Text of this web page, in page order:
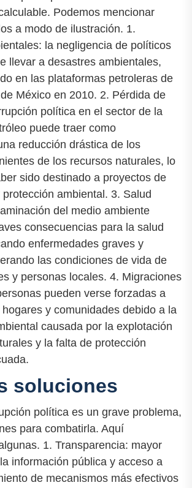
Podemos mencionar
a modo de ilustración. 1.
la negligencia de políticos
llevar a desastres ambientales,
en las plataformas petroleras de
México en 2010. 2. Pérdida de
política en el sector de la
puede traer como
reducción drástica de los
de los recursos naturales, lo
sido destinado a proyectos de
ambiental. 3. Salud
del medio ambiente
consecuencias para la salud
enfermedades graves y
las condiciones de vida de
y personas locales. 4. Migraciones
pueden verse forzadas a
y comunidades debido a la
causada por la explotación
y la falta de protección
soluciones
política es un grave problema,
para combatirla. Aquí
1. Transparencia: mayor
información pública y acceso a
de mecanismos más efectivos